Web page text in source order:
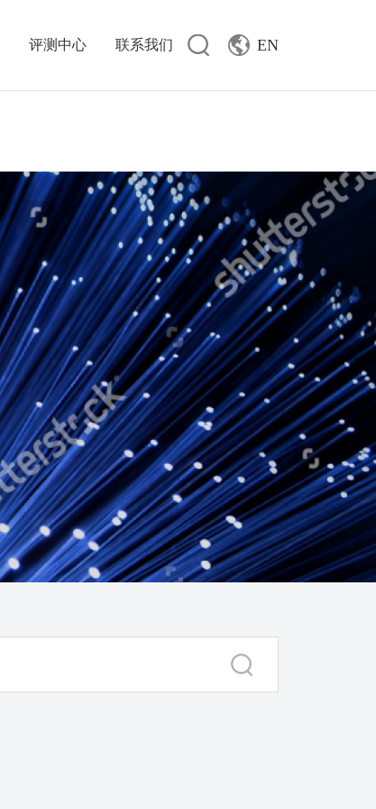
评测中心 联系我们 EN
菲伯尔QTS系列8K HDMI®光纤线
菲伯尔镀银3.5mm三级公对母音频线
菲伯尔镀银3.5mm三级公对公音频线
F-AC12-XLR 镀银XLR卡侬平衡线
F-RVV-310，F-RVV-315
F-RVV-325，F-RVV-340
F-RVV-4075，F-RVV-410
F-RVSP-2075
F-RVVP-2075
F-RVVP-410
F-DP21-8K
Proton DP
Explorer
Flash144
全功能USB Type-C软板公转母延长线
菲伯尔新版五合一拓展坞
磁吸数据线
Type-C音频转接头
USB4 Gen3
Thunderbolt™4